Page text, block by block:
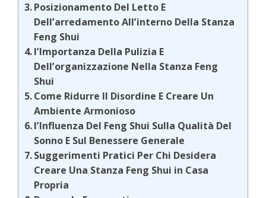
Posizionamento Del Letto E
Dell’arredamento All’interno Della Stanza
Feng Shui
l’Importanza Della Pulizia E
Dell’organizzazione Nella Stanza Feng
Shui
Come Ridurre Il Disordine E Creare Un
Ambiente Armonioso
l’Influenza Del Feng Shui Sulla Qualità Del
Sonno E Sul Benessere Generale
Suggerimenti Pratici Per Chi Desidera
Creare Una Stanza Feng Shui in Casa
Propria